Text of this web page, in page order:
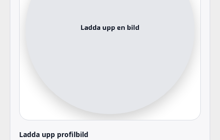
Ladda upp profilbild